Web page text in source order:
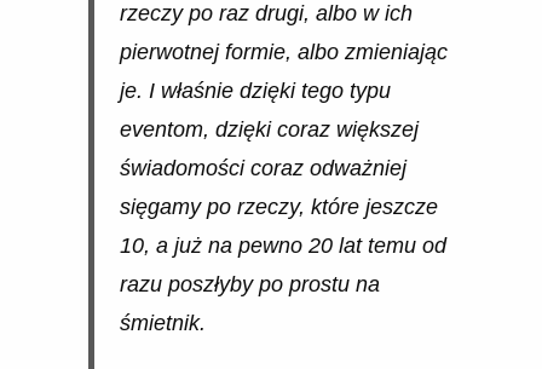
rzeczy po raz drugi, albo w ich
pierwotnej formie, albo zmieniając
je. I właśnie dzięki tego typu
eventom, dzięki coraz większej
świadomości coraz odważniej
sięgamy po rzeczy, które jeszcze
10, a już na pewno 20 lat temu od
razu poszłyby po prostu na
śmietnik.